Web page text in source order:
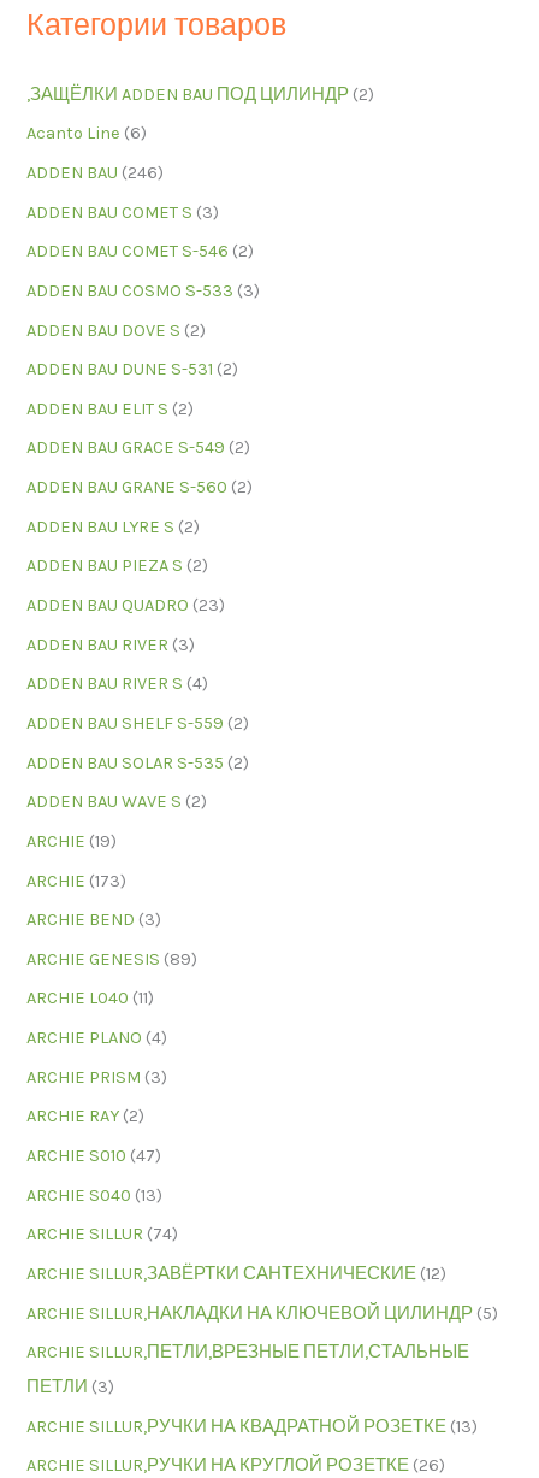
Категории товаров
,ЗАЩЁЛКИ ADDEN BAU ПОД ЦИЛИНДР (2)
Acanto Line (6)
ADDEN BAU (246)
ADDEN BAU COMET S (3)
ADDEN BAU COMET S-546 (2)
ADDEN BAU COSMO S-533 (3)
ADDEN BAU DOVE S (2)
ADDEN BAU DUNE S-531 (2)
ADDEN BAU ELIT S (2)
ADDEN BAU GRACE S-549 (2)
ADDEN BAU GRANE S-560 (2)
ADDEN BAU LYRE S (2)
ADDEN BAU PIEZA S (2)
ADDEN BAU QUADRO (23)
ADDEN BAU RIVER (3)
ADDEN BAU RIVER S (4)
ADDEN BAU SHELF S-559 (2)
ADDEN BAU SOLAR S-535 (2)
ADDEN BAU WAVE S (2)
ARCHIE (19)
ARCHIE (173)
ARCHIE BEND (3)
ARCHIE GENESIS (89)
ARCHIE L040 (11)
ARCHIE PLANO (4)
ARCHIE PRISM (3)
ARCHIE RAY (2)
ARCHIE S010 (47)
ARCHIE S040 (13)
ARCHIE SILLUR (74)
ARCHIE SILLUR,ЗАВЁРТКИ САНТЕХНИЧЕСКИЕ (12)
ARCHIE SILLUR,НАКЛАДКИ НА КЛЮЧЕВОЙ ЦИЛИНДР (5)
ARCHIE SILLUR,ПЕТЛИ,ВРЕЗНЫЕ ПЕТЛИ,СТАЛЬНЫЕ
ПЕТЛИ (3)
ARCHIE SILLUR,РУЧКИ НА КВАДРАТНОЙ РОЗЕТКЕ (13)
ARCHIE SILLUR,РУЧКИ НА КРУГЛОЙ РОЗЕТКЕ (26)